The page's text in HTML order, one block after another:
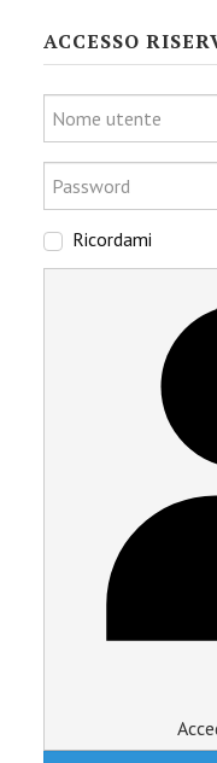
ACCESSO
Nome utente
Password
Ricordami